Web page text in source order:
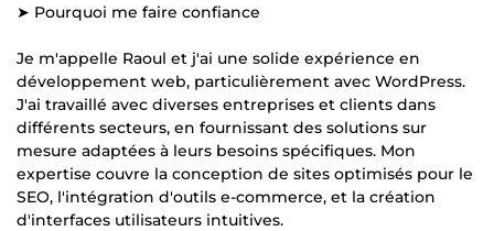
➤ Pourquoi me faire confiance
Je m'appelle Raoul et j'ai une solide expérience en
développement web, particulièrement avec WordPress.
J'ai travaillé avec diverses entreprises et clients dans
différents secteurs, en fournissant des solutions sur
mesure adaptées à leurs besoins spécifiques. Mon
expertise couvre la conception de sites optimisés pour le
SEO, l'intégration d'outils e-commerce, et la création
d'interfaces utilisateurs intuitives.